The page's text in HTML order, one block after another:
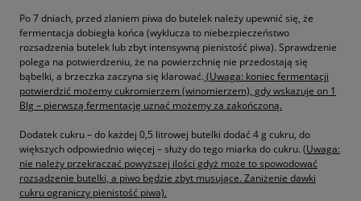
Po 7 dniach, przed zlaniem piwa do butelek należy upewnić się, że
fermentacja dobiegła końca (wyklucza to niebezpieczeństwo
rozsadzenia butelek lub zbyt intensywną pienistość piwa). Sprawdzenie
polega na potwierdzeniu, że na powierzchnię nie przedostają się
bąbelki, a brzeczka zaczyna się klarować. (Uwaga: koniec fermentacji
potwierdzić możemy cukromierzem (winomierzem), gdy wskazuje on 1
Blg – pierwszą fermentację uznać możemy za zakończoną.
Dodatek cukru – do każdej 0,5 litrowej butelki dodać 4 g cukru, do
większych odpowiednio więcej – służy do tego miarka do cukru. (Uwaga:
nie należy przekraczać powyższej ilości gdyż może to spowodować
rozsadzenie butelki, a piwo będzie zbyt musujące. Zaniżenie dawki
cukru ograniczy pienistość piwa).